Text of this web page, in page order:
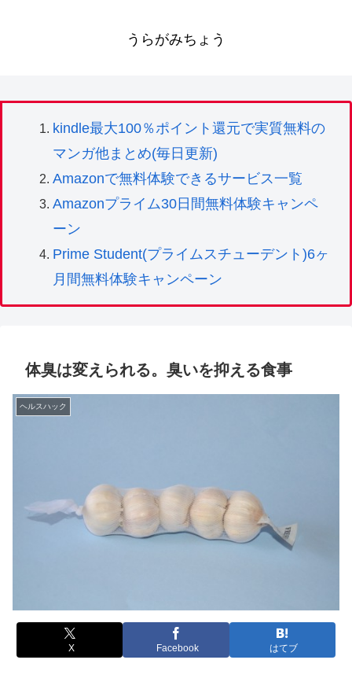
うらがみちょう
kindle最大100％ポイント還元で実質無料の
マンガ他まとめ(毎日更新)
Amazonで無料体験できるサービス一覧
Amazonプライム30日間無料体験キャンペ
ーン
Prime Student(プライムスチューデント)6ヶ
月間無料体験キャンペーン
体臭は変えられる。臭いを抑える食事
ヘルスハック
X Facebook はてブ